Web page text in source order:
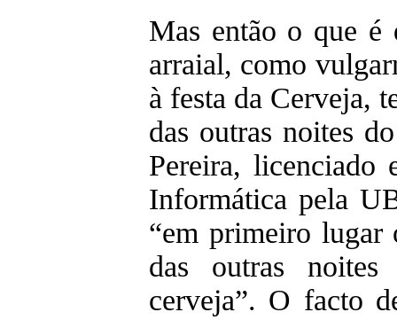
Mas então o que é
arraial, como
à festa da Cerveja,
das outras noites
Pereira, licenciado
Informática pela
“em primeiro lugar
das outras
cerveja”. O facto